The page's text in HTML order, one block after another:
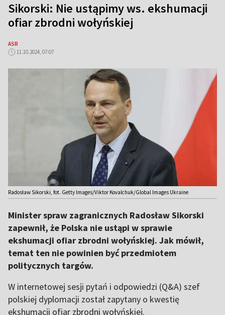
Sikorski: Nie ustąpimy ws. ekshumacji
ofiar zbrodni wołyńskiej
ASR
11.10.2024, 07:07
Radosław Sikorski, fot. Getty Images/Viktor Kovalchuk/Global Images Ukraine
Minister spraw zagranicznych Radosław Sikorski
zapewnił, że Polska nie ustąpi w sprawie
ekshumacji ofiar zbrodni wołyńskiej. Jak mówił,
temat ten nie powinien być przedmiotem
politycznych targów.
W internetowej sesji pytań i odpowiedzi (Q&A) szef
polskiej dyplomacji został zapytany o kwestię
ekshumacji ofiar zbrodni wołyńskiej.